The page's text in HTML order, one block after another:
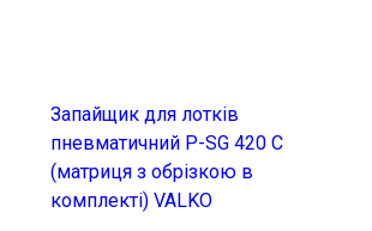
Запайщик для лотків
пневматичний P-SG 420 C
(матриця з обрізкою в
комплекті) VALKO